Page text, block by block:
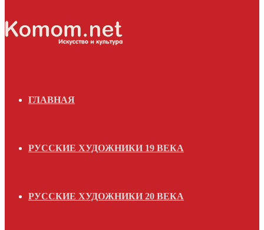
ГЛАВНАЯ
РУССКИЕ ХУДОЖНИКИ 19 ВЕКА
РУССКИЕ ХУДОЖНИКИ 20 ВЕКА